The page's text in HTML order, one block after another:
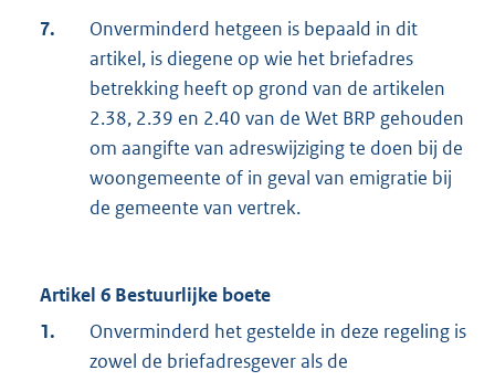
7.
Onverminderd hetgeen is bepaald in dit
artikel, is diegene op wie het briefadres
betrekking heeft op grond van de artikelen
2.38, 2.39 en 2.40 van de Wet BRP gehouden
om aangifte van adreswijziging te doen bij de
woongemeente of in geval van emigratie bij
de gemeente van vertrek.
Artikel 6 Bestuurlijke boete
1.
Onverminderd het gestelde in deze regeling is
zowel de briefadresgever als de